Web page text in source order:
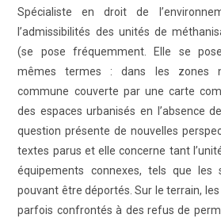
Spécialiste en droit de
l’admissibilités des unités de
(se pose fréquemment. Elle se
mêmes termes : dans les zones
commune couverte par une carte
des espaces urbanisés en l’absence
question présente de nouvelles
textes parus et elle concerne tant
équipements connexes, tels que les
pouvant être déportés. Sur le terrain,
parfois confrontés à des refus de